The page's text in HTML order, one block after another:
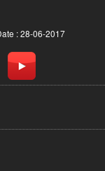
: 28-06-2017